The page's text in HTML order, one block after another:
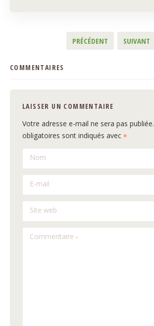
PRÉCÉDENT SUIVANT
COMMENTAIRES
LAISSER UN COMMENTAIRE
Votre adresse e-mail ne sera pas publiée.
obligatoires sont indiqués avec
Nom
E-mail
Site web
Commentaire *